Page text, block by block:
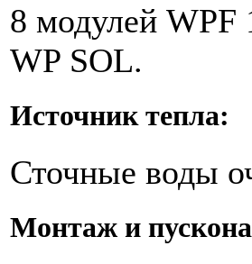
8 модулей
WP SOL.
Источник тепла:
Сточные воды
Монтаж и